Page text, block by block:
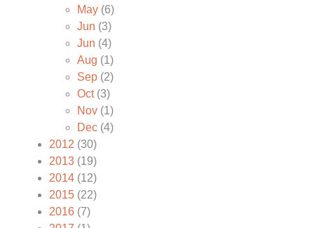
May(6)
Jun (3)
Jun (4)
Aug (1)
Sep(2)
Oct(3)
Nov(1)
Dec(4)
2012 (30)
2013(19)
2014(12)
2015(22)
2016(7)